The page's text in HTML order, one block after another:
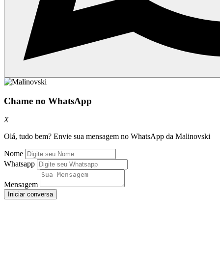
Chame no WhatsApp
X
Olá, tudo bem? Envie sua mensagem no WhatsApp da Malinovski
Nome
Whatsapp
Mensagem
Iniciar conversa